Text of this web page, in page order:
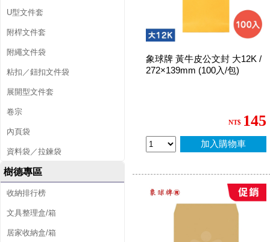
U型文件套
附桿文件套
附繩文件袋
粘扣／鈕扣文件袋
展開型文件套
卷宗
內頁袋
資料袋／拉鍊袋
樹德專區
收納排行榜
文具整理盒/箱
居家收納盒/箱
象球牌 黃牛皮公文封 大12K /
272×139mm (100入/包)
NT$ 145
加入購物車